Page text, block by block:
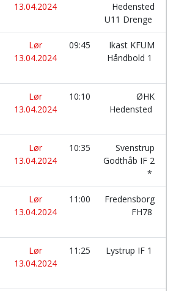
13.04.2024
Hedensted
U11 Drenge
Lør
13.04.2024
09:45
Ikast KFUM
Håndbold 1
Lør
13.04.2024
10:10
ØHK
Hedensted
Lør
13.04.2024
10:35
Svenstrup
Godthåb IF 2
*
Lør
13.04.2024
11:00
Fredensborg
FH78
Lør
13.04.2024
11:25 Lystrup IF 1